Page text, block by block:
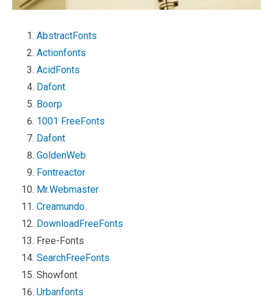
AbstractFonts
Actionfonts
AcidFonts
Dafont
Boorp
1001 FreeFonts
Dafont
GoldenWeb
Fontreactor
Mr.Webmaster
Creamundo
DownloadFreeFonts
Free-Fonts
SearchFreeFonts
Showfont
Urbanfonts